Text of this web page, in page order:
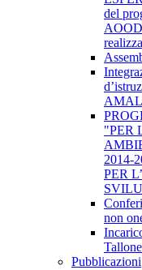
del
"PER
2014-
PER
non
Pubblicazioni